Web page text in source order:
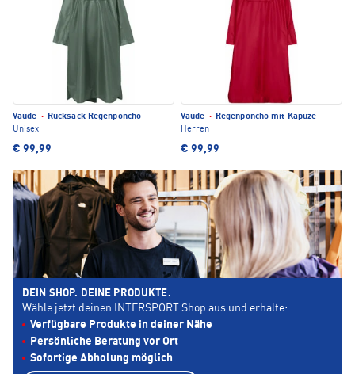
Vaude ·
Rucksack Regenponcho
Unisex
€ 99,99
Vaude ·
Regenponcho mit Kapuze
Herren
€ 99,99
DEIN SHOP. DEINE PRODUKTE.
Wähle jetzt deinen INTERSPORT Shop aus und erhalte:
Verfügbare Produkte in deiner Nähe
Persönliche Beratung vor Ort
Sofortige Abholung möglich